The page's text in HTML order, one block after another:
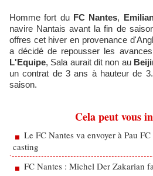
Homme fort du FC Nantes,
navire Nantais avant la fin de
offres cet hiver en provenance
a décidé de repousser les
L'Equipe, Sala aurait dit non au
un contrat de 3 ans à hauteur de
saison.
Cela peut vous
Le FC Nantes va envoyer à Pau
casting
FC Nantes : Michel Der Zakarian